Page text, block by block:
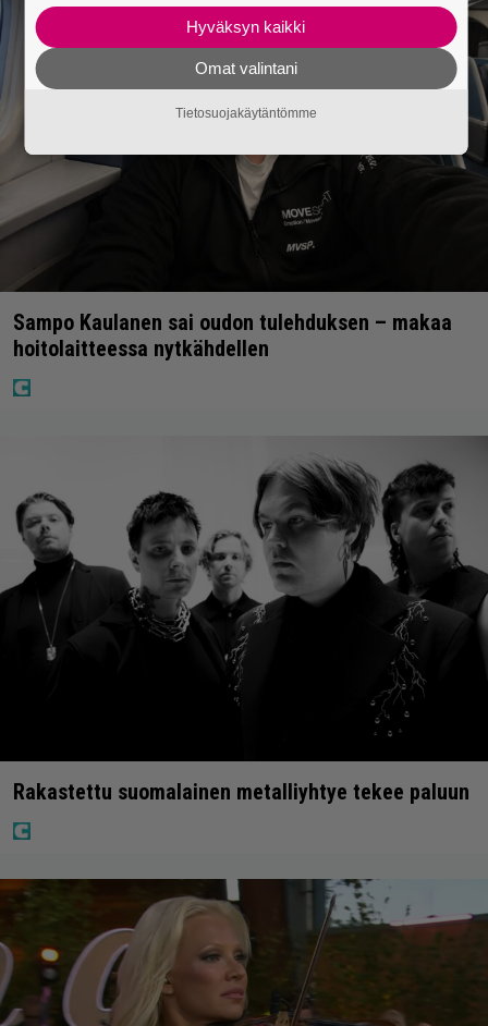
Sampo Kaulanen sai oudon tulehduksen – makaa
hoitolaitteessa nytkähdellen
Rakastettu suomalainen metalliyhtye tekee paluun
Hyväksyn kaikki
Omat valintani
Tietosuojakäytäntömme